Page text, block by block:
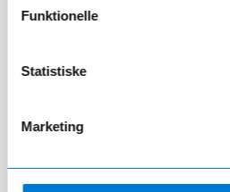
Funktionelle
Statistiske
Marketing